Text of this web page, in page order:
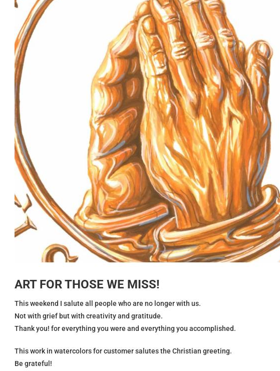
ART FOR THOSE WE MISS!
This weekend I salute all people who are no longer with us.
Not with grief but with creativity and gratitude.
Thank you! for everything you were and everything you accomplished.
This work in watercolors for customer salutes the Christian greeting.
Be grateful!